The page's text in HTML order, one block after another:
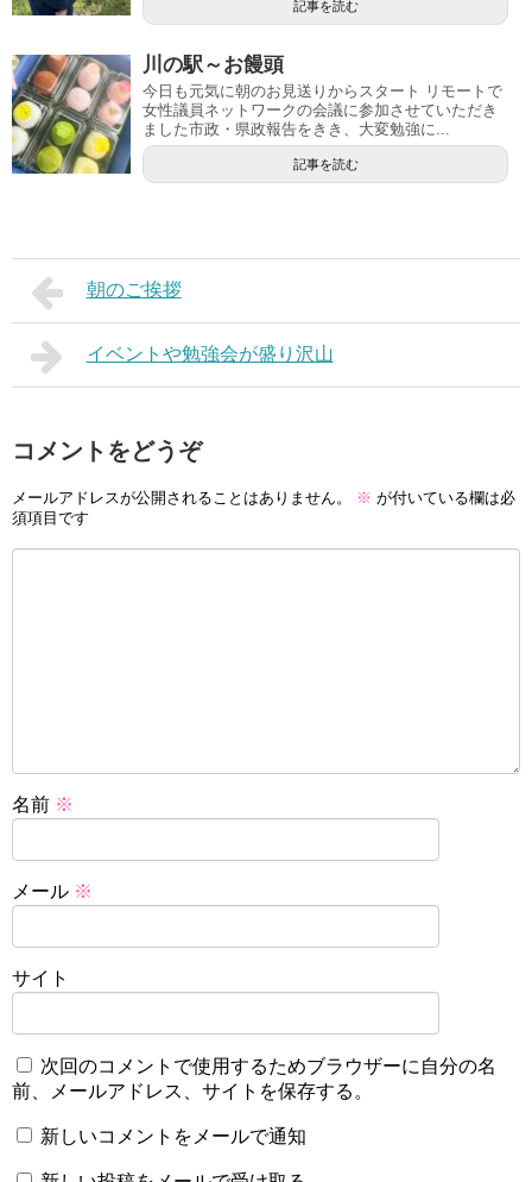
記事を読む
川の駅～お饅頭
今日も元気に朝のお見送りからスタート リモートで
女性議員ネットワークの会議に参加させていただき
ました市政・県政報告をきき、大変勉強に...
記事を読む
朝のご挨拶
イベントや勉強会が盛り沢山
コメントをどうぞ
メールアドレスが公開されることはありません。 ※ が付いている欄は必
須項目です
名前 ※
メール ※
サイト
次回のコメントで使用するためブラウザーに自分の名
前、メールアドレス、サイトを保存する。
新しいコメントをメールで通知